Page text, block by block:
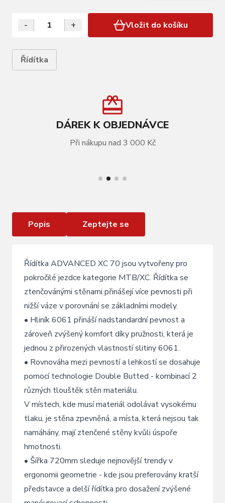
pružnosti, která je jednou z přirozených…
- + Vložit do košíku
Řídítka
DÁREK K OBJEDNÁVCE
Při nákupu nad 3 000 Kč
Řídítka KLS ADVANCED XC 70 FlatBar 31,8 /
Popis Zeptejte se
Řídítka ADVANCED XC 70 jsou vytvořeny pro
pokročilé jezdce kategorie MTB/XC. Řídítka se
ztenčovánými stěnami přinášejí více pevnosti při
nižší váze v porovnání se základními modely.
• Hliník 6061 přináší nadstandardní pevnost a
zároveň zvýšený komfort díky pružnosti, která je
jednou z přirozených vlastností slitiny 6061.
• Rovnováha mezi pevností a lehkostí se dosahuje
pomocí technologie Double Butted - kombinací 2
různých tlouštěk stěn materiálu.
V místech, kde musí materiál odolávat vysokému
tlaku, je stěna zpevněná, a místa, která nejsou tak
namáhány, mají ztenčené stěny kvůli úspoře
hmotnosti.
• Šířka 720mm sleduje nejnovější trendy v
ergonomii geometrie - kde jsou preferovány kratší
představce a delší řídítka pro dosažení zvýšené